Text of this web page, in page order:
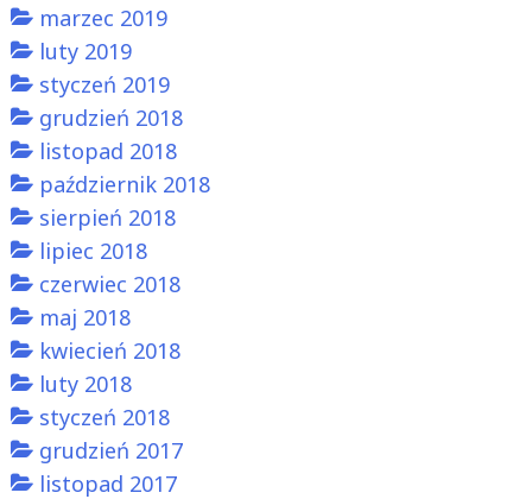
marzec 2019
luty 2019
styczeń 2019
grudzień 2018
listopad 2018
październik 2018
sierpień 2018
lipiec 2018
czerwiec 2018
maj 2018
kwiecień 2018
luty 2018
styczeń 2018
grudzień 2017
listopad 2017